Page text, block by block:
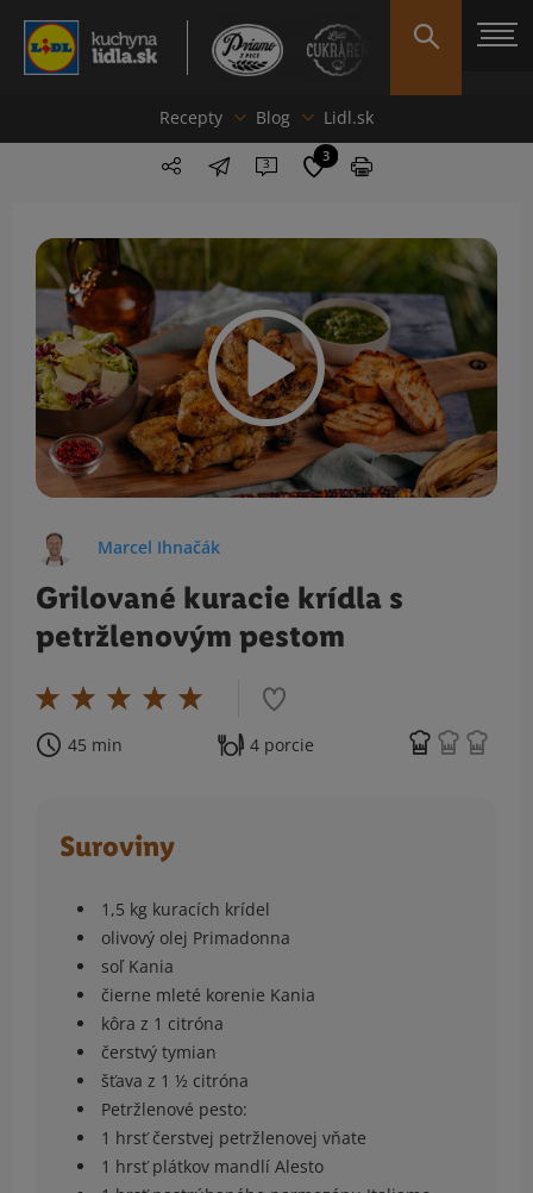
Recepty Blog Lidl.sk
3 3
Marcel Ihnačák
Grilované kuracie krídla s
petržlenovým pestom
45 min 4 porcie
Suroviny
1,5 kg kuracích krídel
olivový olej Primadonna
soľ Kania
čierne mleté korenie Kania
kôra z 1 citróna
čerstvý tymian
šťava z 1 ½ citróna
Petržlenové pesto:
1 hrsť čerstvej petržlenovej vňate
1 hrsť plátkov mandlí Alesto